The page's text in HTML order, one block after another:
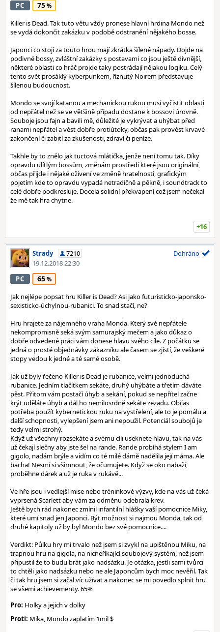
PC 75
Killer is Dead. Tak tuto větu vždy pronese hlavní hrdina Mondo než
se vydá dokončit zakázku v podobě odstranění nějakého bosse.
Japonci co stojí za touto hrou mají zkrátka šílené nápady. Dojde na
podivné bossy, zvláštní zakázky s postavami co jsou ještě divnější,
některé oblasti co hráč projde taky postrádají nějakou logiku. Celý
tento svět prosáklý kyberpunkem, říznutý Noirem představuje
šílenou budoucnost.
Mondo se svojí katanou a mechanickou rukou musí vyčistit oblasti
od nepřátel než se ve většině případu dostane k bossovi úrovně.
Souboje jsou fajn a bavili mě, důležité je vykrývat a uhýbat před
ranami nepřátel a vést dobře protiútoky, občas pak provést krvavé
zakončení či zabití za zkušenosti, zdraví či peníze.
Takhle by to znělo jak tuctová mlátička, jenže není tomu tak. Díky
opravdu ulítlým bossům, změnám prostředí které jsou originální,
občas přijde i nějaké oživení ve změně hratelnosti, grafickým
pojetím kde to opravdu vypadá netradičně a pěkně, i soundtrack to
celé dobře podkresluje. Docela solidní překvapení což jsem nečekal
že mě tak hra chytne.
+16
Strady
7210
19.12.2018 22:30
Dohráno
PC 65
Jak nejlépe popsat hru Killer is Dead? Asi jako futuristicko-japonsko-
sexisticko-úchylnou-rubanici. To snad stačí, ne?
Hru hrajete za nájemného vraha Monda. Který své nepřátele
nekompromisně seká svým samurajský mečem a jako důkaz o
dobře odvedené práci vám donese hlavu svého cíle. Z počátku se
jedná o prosté objednávky zákazníku ale časem se zjistí, že veškeré
stopy vedou k jedné a té samé osobě.
Jak už byly řečeno Killer is Dead je rubanice, velmi jednoduchá
rubanice. Jedním tlačítkem sekáte, druhý uhýbáte a třetím dáváte
pěst. Přitom vám postačí úhyb a sekání, pokud se nepřítel začne
krýt uděláte úhyb a dál ho nemilosrdně sekáte zezadu. Občas
potřeba použít kybernetickou ruku na vystřelení, ale to je pomálu a
další schopnosti, vylepšení jsem ani nepoužil. Potenciál soubojů je
tedy velmi strohý.
Když už všechny rozsekáte a svému cíli useknete hlavu, tak na vás
už čekají slečny aby jste šel na rande. Rande probíhá stylem I am
gigolo, nadám brýle a vidím co té milé dámě nadělila její máma. Ale
bacha! Nesmí si všimnout, že očumujete. Když se oko nabaží,
proběhne dárek a už je ruka v rukávě...
Ve hře jsou i vedlejší mise nebo tréninkové výzvy, kde na vás už čeká
vyprsená Scarlett aby vám za odměnu odebrala krev.
Ještě bych rád nakonec zmínil infantilní hlášky vaší pomocnice Miky,
které umí snad jen Japonci. Být možnost si najmou Monda, tak od
druhé kapitoly už by byl Mondo bez své pomocnice....
Verdikt: Půlku hry mi trvalo než jsem si zvykl na upištěnou Miku, na
trapnou hru na gigola, na nicneříkající soubojový systém, než jsem
připustil že to budu brát jako nadsázku. Je otázka, jestli sami tvůrci
to chtěli jako nadsázku nebo ne ale Japoncům bych moc nevěřil. Tak
či tak hru jsem si začal víc užívat a nakonec se mi povedlo splnit hru
se všemi achievementy. 65%
Pro: Holky a jejich v dolky
Proti: Mika, Mondo zaplatím 1mil $